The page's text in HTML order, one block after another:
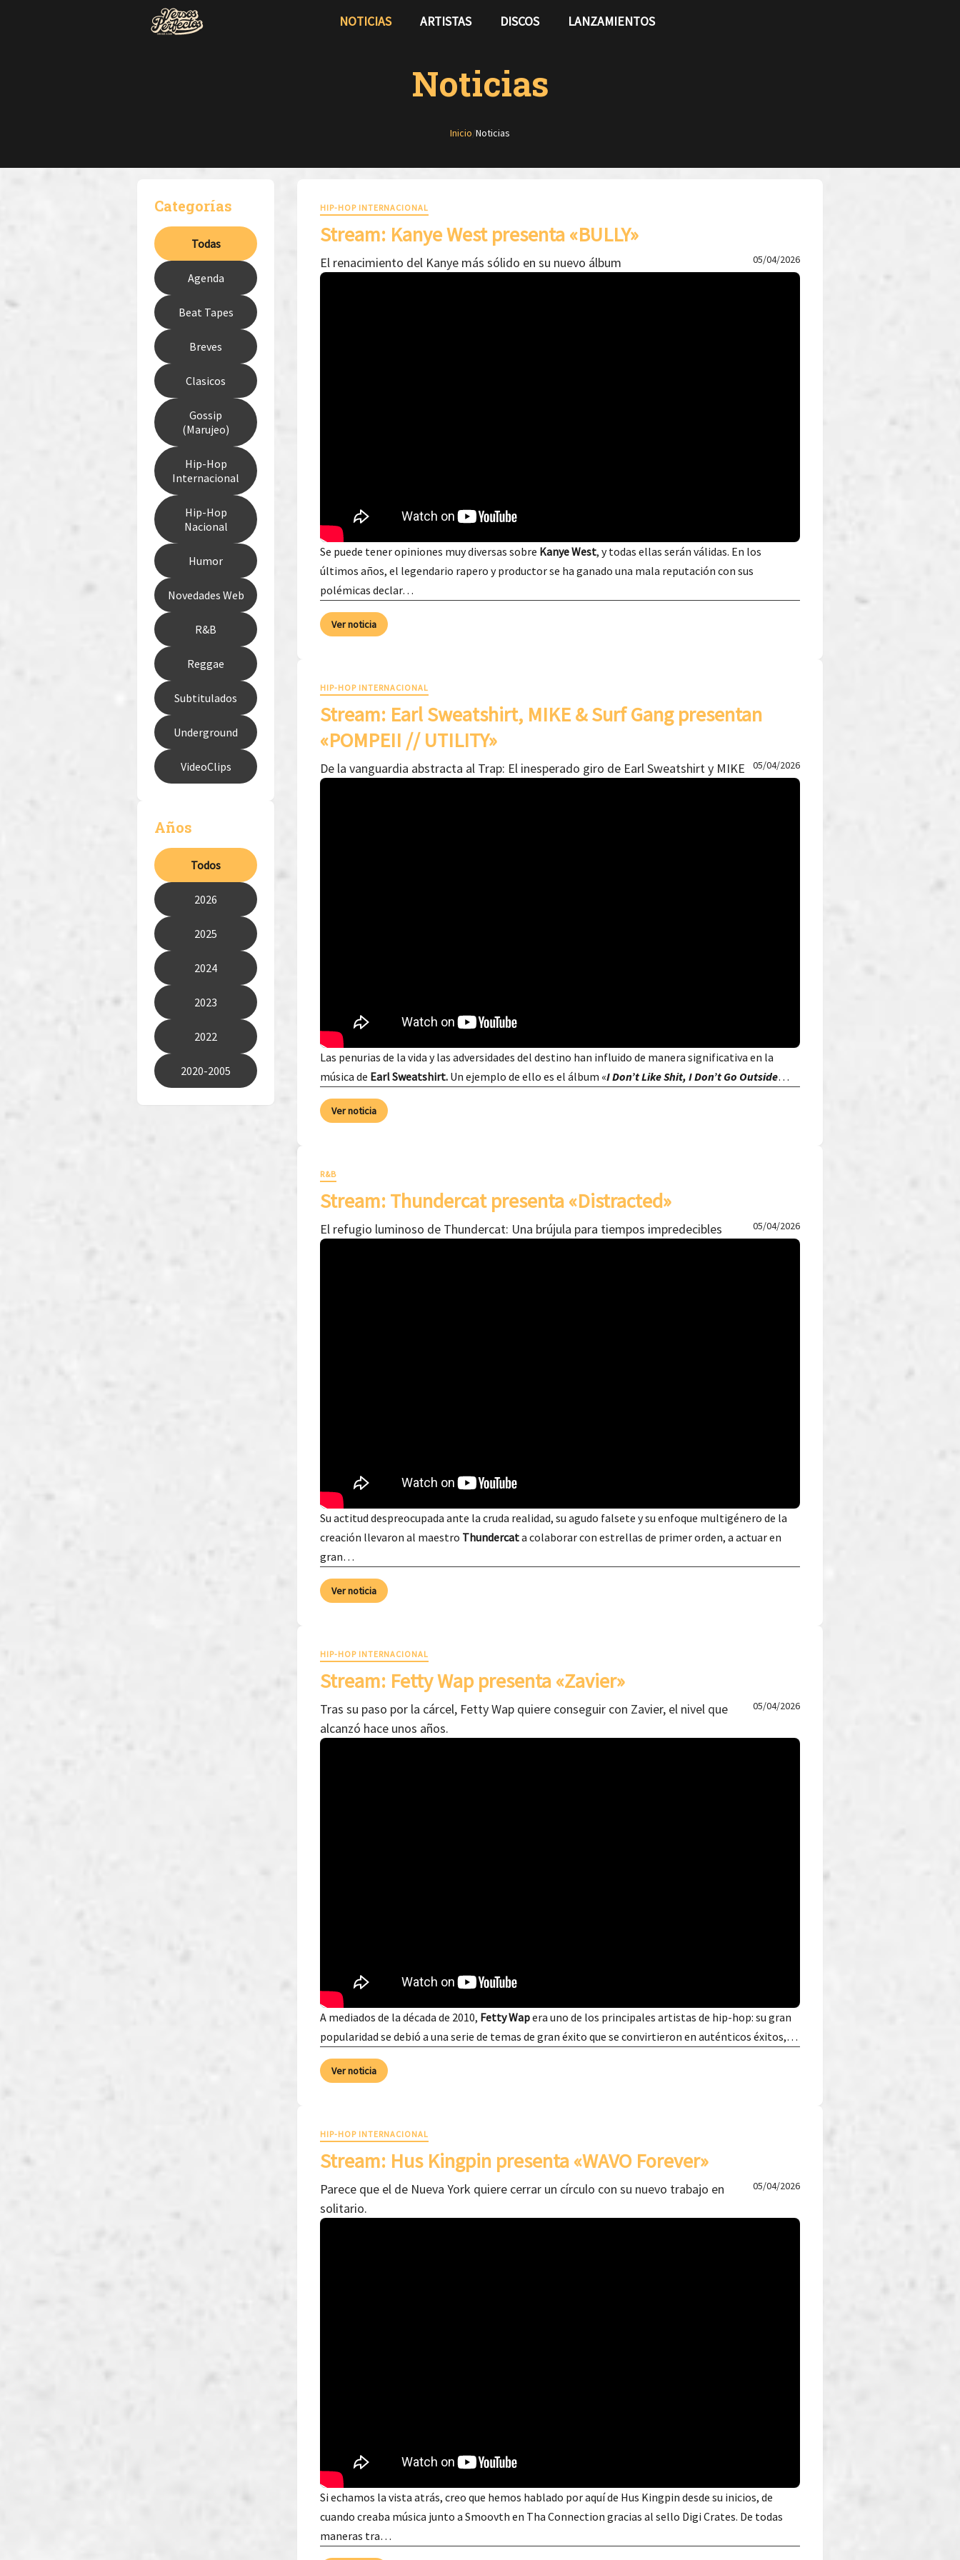
NOTICIAS ARTISTAS DISCOS LANZAMIENTOS
Noticias
Inicio/Noticias
Categorías
Todas
Agenda
Beat Tapes
Breves
Clasicos
Gossip
(Marujeo)
Hip-Hop
Internacional
Hip-Hop
Nacional
Humor
Novedades Web
R&B
Reggae
Subtitulados
Underground
VideoClips
Años
Todos
2026
2025
2024
2023
2022
2020-2005
HIP-HOP INTERNACIONAL
Stream: Kanye West presenta «BULLY»
El renacimiento del Kanye más sólido en su nuevo álbum 05/04/2026
Se puede tener opiniones muy diversas sobre Kanye West, y todas ellas serán válidas. En los
últimos años, el legendario rapero y productor se ha ganado una mala reputación con sus
polémicas declar…
Ver noticia
HIP-HOP INTERNACIONAL
Stream: Earl Sweatshirt, MIKE & Surf Gang presentan
«POMPEII // UTILITY»
De la vanguardia abstracta al Trap: El inesperado giro de Earl Sweatshirt y MIKE 05/04/2026
Las penurias de la vida y las adversidades del destino han influido de manera significativa en la
música de Earl Sweatshirt. Un ejemplo de ello es el álbum «I Don’t Like Shit, I Don’t Go Outside…
Ver noticia
R&B
Stream: Thundercat presenta «Distracted»
El refugio luminoso de Thundercat: Una brújula para tiempos impredecibles 05/04/2026
Su actitud despreocupada ante la cruda realidad, su agudo falsete y su enfoque multigénero de la
creación llevaron al maestro Thundercata colaborar con estrellas de primer orden, a actuar en
gran…
Ver noticia
HIP-HOP INTERNACIONAL
Stream: Fetty Wap presenta «Zavier»
Tras su paso por la cárcel, Fetty Wap quiere conseguir con Zavier, el nivel que
alcanzó hace unos años.
05/04/2026
A mediados de la década de 2010, Fetty Wapera uno de los principales artistas de hip-hop: su gran
popularidad se debió a una serie de temas de gran éxito que se convirtieron en auténticos éxitos,…
Ver noticia
HIP-HOP INTERNACIONAL
Stream: Hus Kingpin presenta «WAVO Forever»
Parece que el de Nueva York quiere cerrar un círculo con su nuevo trabajo en
solitario.
05/04/2026
Si echamos la vista atrás, creo que hemos hablado por aquí de Hus Kingpin desde su inicios, de
cuando creaba música junto a Smoovth en Tha Connection gracias al sello Digi Crates. De todas
maneras tra…